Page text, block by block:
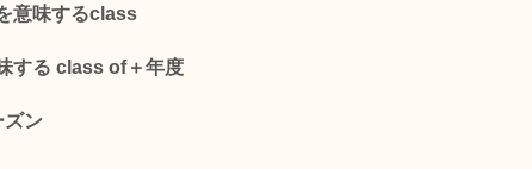
意味するclass
する class of＋年度
ズン